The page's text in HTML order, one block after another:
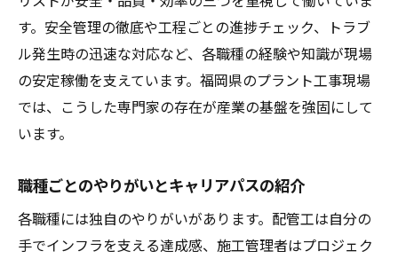
す。安全管理の徹底や工程ごとの進捗チェック、トラブ
ル発生時の迅速な対応など、各職種の経験や知識が現場
の安定稼働を支えています。福岡県のプラント工事現場
では、こうした専門家の存在が産業の基盤を強固にして
います。
職種ごとのやりがいとキャリアパスの紹介
各職種には独自のやりがいがあります。配管工は自分の
手でインフラを支える達成感、施工管理者はプロジェク